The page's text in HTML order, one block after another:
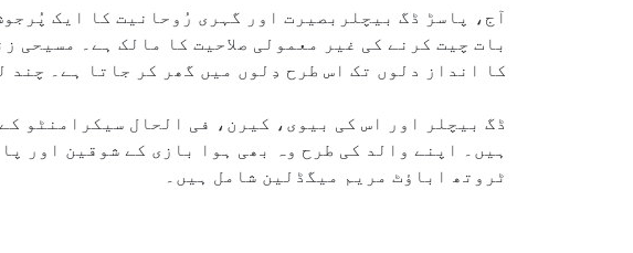
آج، پاسڑ ڈگ بیچلربصیرت اور گہری رُوحانیت کا ایک
بات چیت کرنے کی غیر معمولی صلاحیت کا مالک ہے۔
کا انداز دلوں تک اس طرح دِلوں میں گھر کر جاتا ہے۔ چند
ڈگ بیچلر اور اس کی بیوی، کیرن، فی الحال سیکرامنٹو
ہیں۔ اپنے والد کی طرح وہ بھی ہوا بازی کے شوقین اور
ٹروتھ اباؤٹ مریم میگڈلین شامل ہیں۔